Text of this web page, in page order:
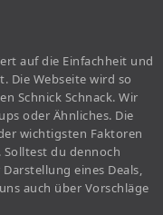
auf die Einfachheit und
Die Webseite wird so
Schnick Schnack. Wir
oder Ähnliches. Die
wichtigsten Faktoren
du dennoch
eines Deals,
auch über Vorschläge